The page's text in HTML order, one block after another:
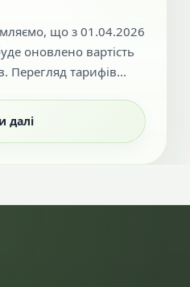
що з 01.04.2026
оновлено вартість
Перегляд тарифів...
далі